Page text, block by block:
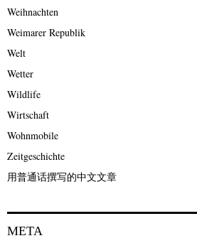
Weihnachten
Weimarer Republik
Welt
Wetter
Wildlife
Wirtschaft
Wohnmobile
Zeitgeschichte
用普通话撰写的中文文章
META